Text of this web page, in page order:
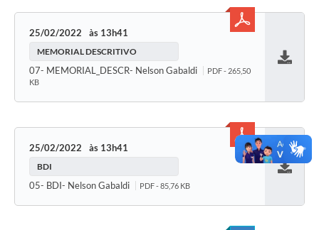
25/02/2022 13h41
MEMORIAL DESCRITIVO
07- MEMORIAL_DESCR- Nelson Gabaldi
PDF - 265,50
KB
25/02/2022 13h41
BDI
05- BDI- Nelson Gabaldi PDF - 85,76 KB